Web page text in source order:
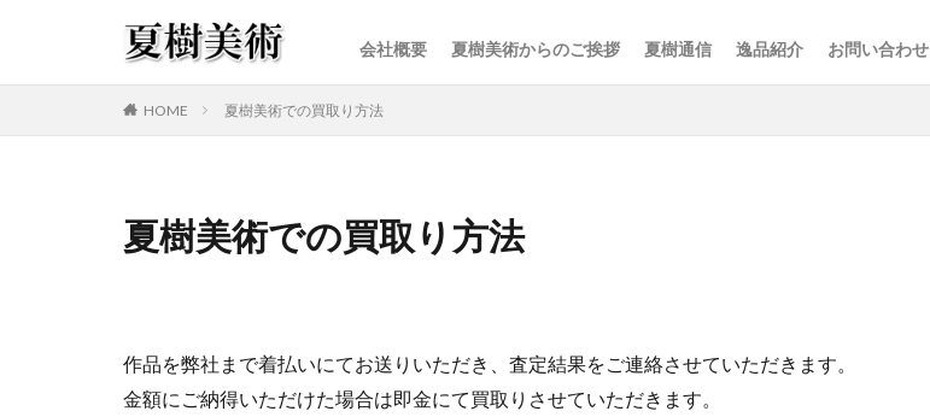
会社概要 夏樹美術からのご挨拶 夏樹通信 逸品紹介 お問い合わせ
HOME 夏樹美術での買取り方法
夏樹美術での買取り方法
作品を弊社まで着払いにてお送りいただき、査定結果をご連絡させていただきます。
金額にご納得いただけた場合は即金にて買取りさせていただきます。